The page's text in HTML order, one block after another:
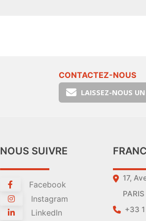
CONTACTEZ-NOUS
LAISSEZ-NOUS UN
NOUS SUIVRE
Facebook
Instagram
LinkedIn
17,
PARIS
+33